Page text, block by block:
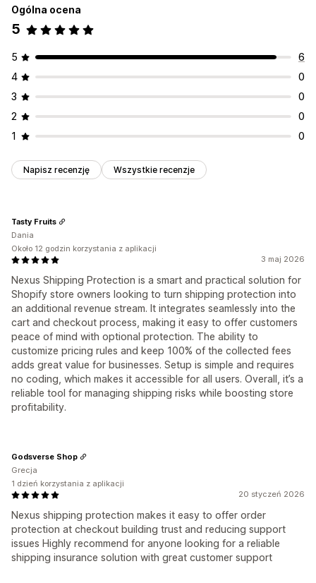
Zarządzanie roszczeniami
Śledzenie w czasie rzeczywistym
Ogólna ocena
5
5
6
4
0
3
0
2
0
1
0
Napisz recenzję Wszystkie recenzje
3 maj 2026
Nexus Shipping Protection is a smart and practical solution for
Shopify store owners looking to turn shipping protection into
an additional revenue stream. It integrates seamlessly into the
cart and checkout process, making it easy to offer customers
peace of mind with optional protection. The ability to
customize pricing rules and keep 100% of the collected fees
adds great value for businesses. Setup is simple and requires
no coding, which makes it accessible for all users. Overall, it’s a
reliable tool for managing shipping risks while boosting store
profitability.
Tasty Fruits
Dania
Około 12 godzin korzystania z aplikacji
20 styczeń 2026
Nexus shipping protection makes it easy to offer order
protection at checkout building trust and reducing support
issues Highly recommend for anyone looking for a reliable
shipping insurance solution with great customer support
Godsverse Shop
Grecja
1 dzień korzystania z aplikacji